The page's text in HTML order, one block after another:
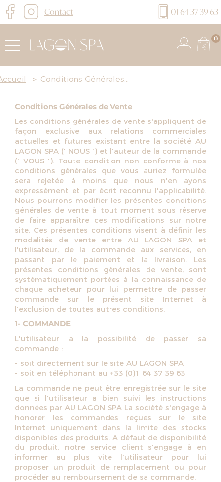
Contact 01 64 37 39 63
0
> Conditions Générales...
Conditions Générales de Vente
Les conditions générales de vente s'appliquent de
façon exclusive aux relations commerciales
actuelles et futures existant entre la société AU
LAGON SPA (' NOUS ') et l'auteur de la commande
(' VOUS '). Toute condition non conforme à nos
conditions générales que vous auriez formulée
sera rejetée à moins que nous n'en ayons
expressément et par écrit reconnu l'applicabilité.
Nous pourrons modifier les présentes conditions
générales de vente à tout moment sous réserve
de faire apparaître ces modifications sur notre
site. Ces présentes conditions visent à définir les
modalités de vente entre AU LAGON SPA et
l'utilisateur, de la commande aux services, en
passant par le paiement et la livraison. Les
présentes conditions générales de vente, sont
systématiquement portées à la connaissance de
chaque acheteur pour lui permettre de passer
commande sur le présent site Internet à
l'exclusion de toutes autres conditions.
1- COMMANDE
L'utilisateur a la possibilité de passer sa
commande :
- soit directement sur le site AU LAGON SPA
- soit en téléphonant au +33 (0)1 64 37 39 63
La commande ne peut être enregistrée sur le site
que si l'utilisateur a bien suivi les instructions
données par AU LAGON SPA La société s'engage à
honorer les commandes reçues sur le site
Internet uniquement dans la limite des stocks
disponibles des produits. A défaut de disponibilité
du produit, notre service client s'engage à en
informer au plus vite l'utilisateur pour lui
proposer un produit de remplacement ou pour
procéder au remboursement de sa commande.